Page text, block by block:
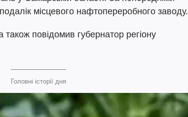
місцевого нафтопереробного заводу.
також повідомив губернатор регіону
Головні історії дня